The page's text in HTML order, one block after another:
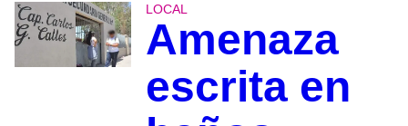
LOCAL
Amenaza
escrita en